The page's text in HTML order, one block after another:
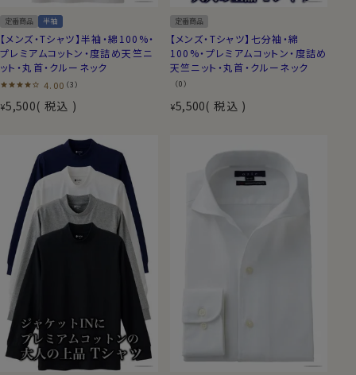
定番商品 半袖
【メンズ・Tシャツ】半袖・綿100%・
プレミアムコットン・度詰め天竺ニ
ット・丸首・クルーネック
4.00 （3）
¥5,500 税込
定番商品
【メンズ・Tシャツ】七分袖・綿
100%・プレミアムコットン・度詰め
天竺ニット・丸首・クルーネック
（0）
¥5,500 税込